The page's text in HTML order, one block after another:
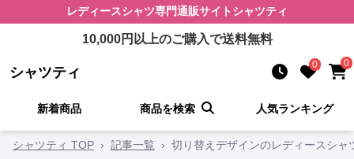
レディースシャツ専門通販サイト シャツティ
10,000円以上のご購入で送料無料
シャツティ 0 0
新着商品 商品を検索 人気ランキング
シャツティ TOP › 記事一覧 › 切り替えデザインのレディースシャ